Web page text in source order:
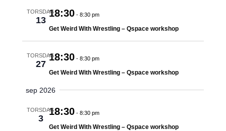
TORSDAG
13
18:30- 8:30 pm
Get Weird With Wrestling – Qspace workshop
TORSDAG
27
18:30- 8:30 pm
Get Weird With Wrestling – Qspace workshop
sep 2026
TORSDAG
3
18:30- 8:30 pm
Get Weird With Wrestling – Qspace workshop